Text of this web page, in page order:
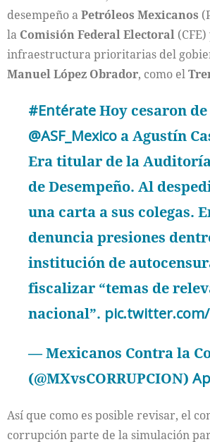
desempeño aPetróleos Mexicanos
la Comisión Federal Electoral
infraestructura prioritarias del
Manuel López Obrador, como el
#EntérateHoy cesaron
@ASF_Mexico a Agustín
Era titular de la
de Desempeño. Al
una carta a sus colegas.
denuncia presiones
institución de
fiscalizar “temas de
nacional”.
— Mexicanos Contra la
(@MXvsCORRUPCION)
Así que como es posible revisar, el
corrupción parte de la simulación